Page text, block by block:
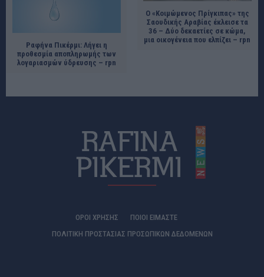
Ραφήνα Πικέρμι: Λήγει η
προθεσμία αποπληρωμής των
λογαριασμών ύδρευσης – rpn
Ο «Κοιμώμενος Πρίγκιπας» της
Σαουδικής Αραβίας έκλεισε τα
36 – Δύο δεκαετίες σε κώμα,
μια οικογένεια που ελπίζει – rpn
ΟΡΟΙ ΧΡΗΣΗΣ
ΠΟΙΟΊ ΕΊΜΑΣΤΕ
ΠΟΛΙΤΙΚΗ ΠΡΟΣΤΑΣΙΑΣ ΠΡΟΣΩΠΙΚΩΝ ΔΕΔΟΜΕΝΩΝ